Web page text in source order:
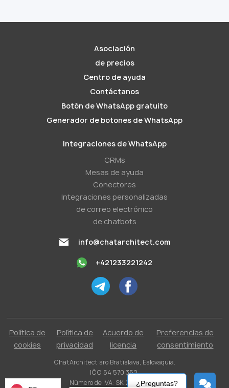
Asociación
de precios
Centro de ayuda
Contáctanos
Botón de WhatsApp gratuito
Generador de botones de WhatsApp
Integraciones de WhatsApp
CRMs
Mesas de ayuda
Conectores
Integraciones personalizadas
de correo electrónico
de chatbots
info@chatarchitect.com
+421233221242
Política de
cookies
Política de
privacidad
Acuerdo de
licencia
Preferencias de
consentimiento
ChatArchitect sro Bratislava, Eslovaquia.
IČO 54 570 352.
Número de IVA: SK 2121731304.
¿Preguntas?